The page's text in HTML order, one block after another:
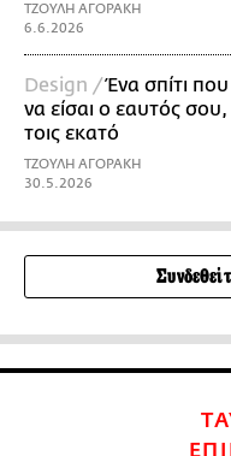
ΤΖΟΥΛΗ ΑΓΟΡΑΚΗ
6.6.2026
Design /Ένα σπίτι
να είσαι ο εαυτός
τοις εκατό
ΤΖΟΥΛΗ ΑΓΟΡΑΚΗ
30.5.2026